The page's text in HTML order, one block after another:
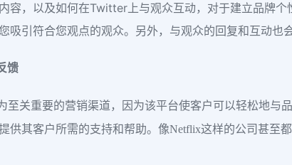
容，以及如何在Twitter上与观众互动，对于建立品牌
吸引符合您观点的观众。另外，与观众的回复和互动也
馈
至关重要的营销渠道，因为该平台使客户可以轻松地
供其客户所需的支持和帮助。像Netflix这样的公司甚至